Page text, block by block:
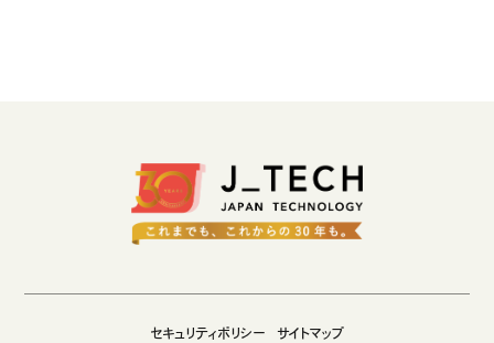
コンプライアンス
労働情報の公開
セキュリティポリシー サイトマップ